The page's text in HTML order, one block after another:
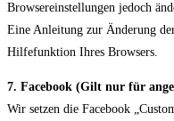
Browsereinstellungen jedoch
Eine Anleitung zur Änderung
Hilfefunktion Ihres Browsers.
7. Facebook (Gilt nur für
Wir setzen die Facebook